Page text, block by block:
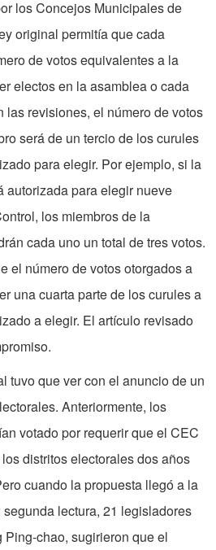
los Concejos Municipales de
original permitía que cada
de votos equivalentes a la
electos en la asamblea o cada
las revisiones, el número de votos
será de un tercio de los curules
para elegir. Por ejemplo, si la
autorizada para elegir nueve
los miembros de la
cada uno un total de tres votos.
el número de votos otorgados a
una cuarta parte de los curules a
a elegir. El artículo revisado
tuvo que ver con el anuncio de un
Anteriormente, los
votado por requerir que el CEC
distritos electorales dos años
cuando la propuesta llegó a la
lectura, 21 legisladores
chao, sugirieron que el